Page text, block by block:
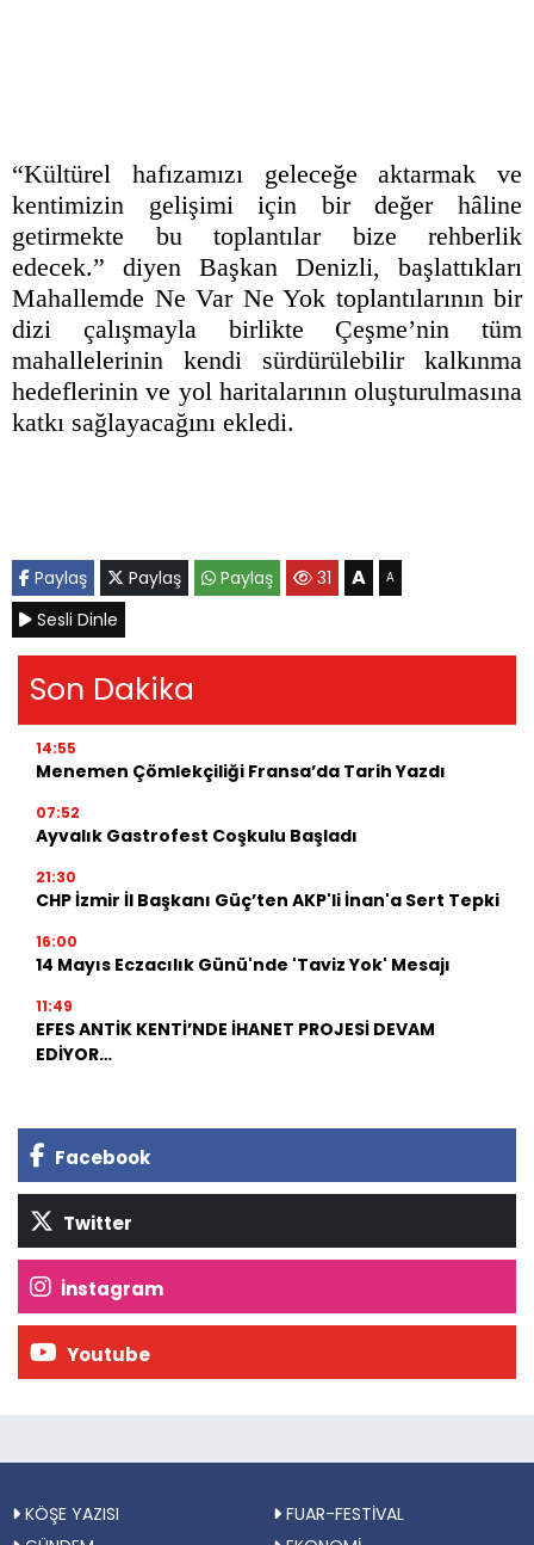
“Kültürel hafızamızı geleceğe aktarmak ve
kentimizin gelişimi için bir değer hâline
getirmekte bu toplantılar bize rehberlik
edecek.” diyen Başkan Denizli, başlattıkları
Mahallemde Ne Var Ne Yok toplantılarının bir
dizi çalışmayla birlikte Çeşme’nin tüm
mahallelerinin kendi sürdürülebilir kalkınma
hedeflerinin ve yol haritalarının oluşturulmasına
katkı sağlayacağını ekledi.
Paylaş Paylaş Paylaş 31 A A
Sesli Dinle
Son Dakika
14:55
Menemen Çömlekçiliği Fransa’da Tarih Yazdı
07:52
Ayvalık Gastrofest Coşkulu Başladı
21:30
CHP İzmir İl Başkanı Güç’ten AKP'li İnan'a Sert Tepki
16:00
14 Mayıs Eczacılık Günü'nde 'Taviz Yok' Mesajı
11:49
EFES ANTİK KENTİ’NDE İHANET PROJESİ DEVAM
EDİYOR…
Facebook
Twitter
İnstagram
Youtube
KÖŞE YAZISI
FUAR-FESTİVAL